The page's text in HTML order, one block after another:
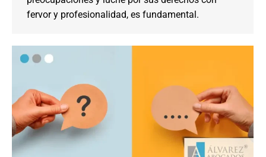
fervor y profesionalidad, es fundamental.